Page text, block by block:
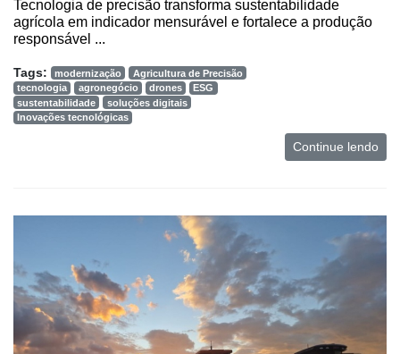
e
Análise
Commerce
Informatização
para
Recursos
Hídricos
Tecnologia de precisão transforma sustentabilidade
agrícola em indicador mensurável e fortalece a produção
responsável ...
Tags: modernização
Agricultura de Precisão
tecnologia
agronegócio drones
ESG
sustentabilidade
soluções digitais
Inovações tecnológicas
Continue lendo